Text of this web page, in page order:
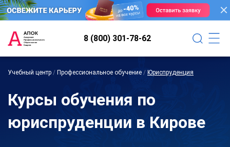
8 (800) 301-78-62
Учебный центр / Профессиональное обучение / Юриспруденция
Курсы обучения по
юриспруденции в Кирове